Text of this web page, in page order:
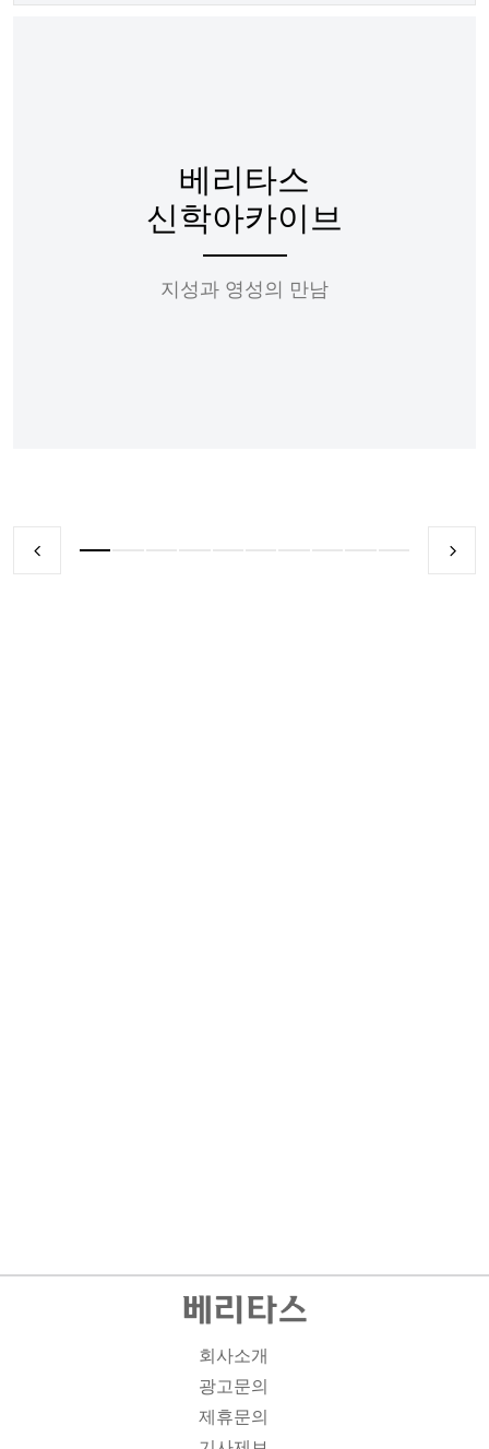
베리타스
신학아카이브
지성과 영성의 만남
회사소개
광고문의
제휴문의